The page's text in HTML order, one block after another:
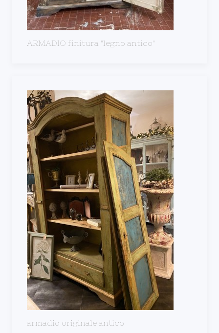
ARMADIO finitura "legno antico"
armadio originale antico